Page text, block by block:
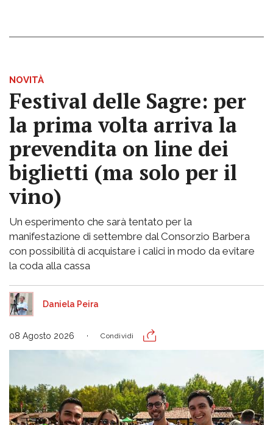
NOVITÀ
Festival delle Sagre: per
la prima volta arriva la
prevendita on line dei
biglietti (ma solo per il
vino)
Un esperimento che sarà tentato per la
manifestazione di settembre dal Consorzio Barbera
con possibilità di acquistare i calici in modo da evitare
la coda alla cassa
Daniela Peira
08 Agosto 2026 Condividi